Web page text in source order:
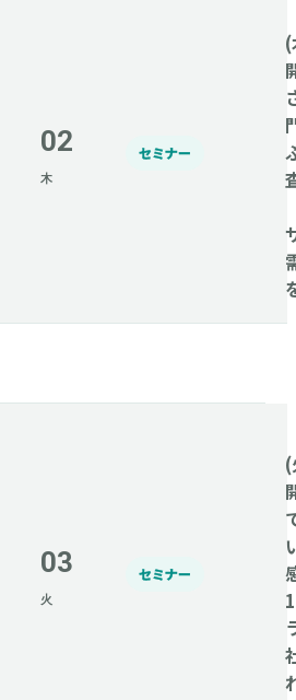
02
木
セミナー
03
火
セミナー